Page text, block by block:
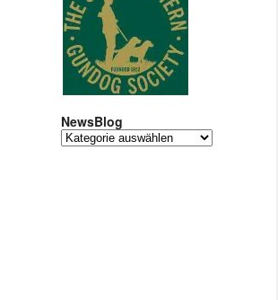
NewsBlog
NewsBlog